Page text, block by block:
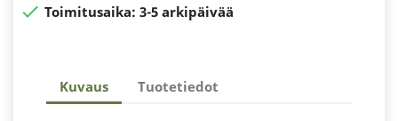
 Toimitusaika: 3-5 arkipäivää
Kuvaus Tuotetiedot